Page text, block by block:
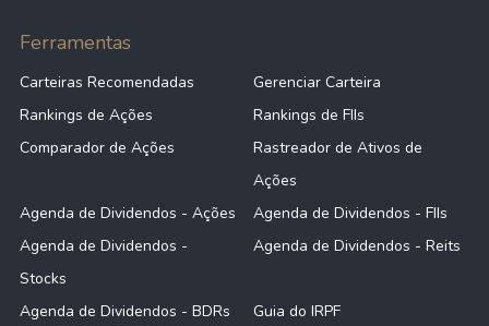
Ferramentas
Carteiras Recomendadas
Gerenciar Carteira
Rankings de Ações
Rankings de FIIs
Comparador de Ações
Rastreador de Ativos de
Ações
Agenda de Dividendos - Ações
Agenda de Dividendos - FIIs
Agenda de Dividendos -
Stocks
Agenda de Dividendos - Reits
Agenda de Dividendos - BDRs Guia do IRPF